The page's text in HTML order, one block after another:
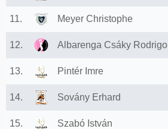
11. Meyer Christophe
12. Albarenga Csáky Rodrigo
13. Pintér Imre
14. Sovány Erhard
15. Szabó István